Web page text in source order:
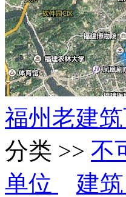
福州老建
分类 >> 不
单位
建筑